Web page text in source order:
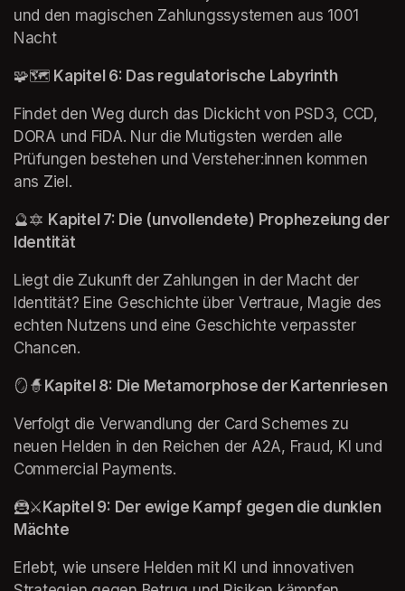
und den magischen Zahlungssystemen aus 1001
Nacht
🧩🗺 Kapitel 6: Das regulatorische Labyrinth
Findet den Weg durch das Dickicht von PSD3, CCD,
DORA und FiDA. Nur die Mutigsten werden alle
Prüfungen bestehen und Versteher:innen kommen
ans Ziel.
🔮🔯 Kapitel 7: Die (unvollendete) Prophezeiung der
Identität
Liegt die Zukunft der Zahlungen in der Macht der
Identität? Eine Geschichte über Vertraue, Magie des
echten Nutzens und eine Geschichte verpasster
Chancen.
🪞🧙 Kapitel 8: Die Metamorphose der Kartenriesen
Verfolgt die Verwandlung der Card Schemes zu
neuen Helden in den Reichen der A2A, Fraud, KI und
Commercial Payments.
🦹⚔️ Kapitel 9: Der ewige Kampf gegen die dunklen
Mächte
Erlebt, wie unsere Helden mit KI und innovativen